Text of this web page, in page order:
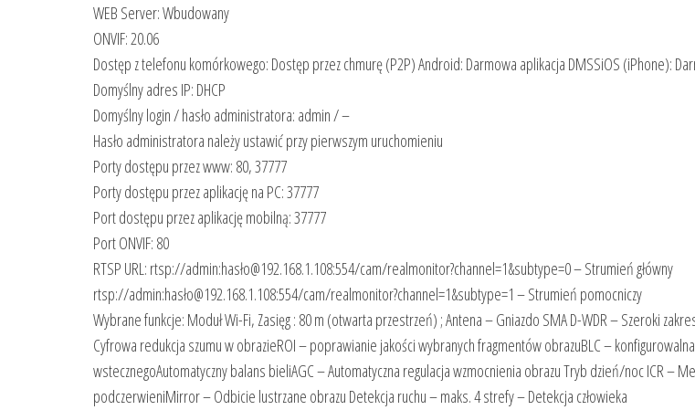
WEB Server: Wbudowany
ONVIF: 20.06
Dostęp z telefonu komórkowego: Dostęp przez chmurę (P2P) Android: Darmowa aplikacja DMSSiOS (iPhone):
Domyślny adres IP: DHCP
Domyślny login / hasło administratora: admin / –
Hasło administratora należy ustawić przy pierwszym uruchomieniu
Porty dostępu przez www: 80, 37777
Porty dostępu przez aplikację na PC: 37777
Port dostępu przez aplikację mobilną: 37777
Port ONVIF: 80
RTSP URL: rtsp://admin:hasło@192.168.1.108:554/cam/realmonitor?channel=1&subtype=0 – Strumień główny
rtsp://admin:hasło@192.168.1.108:554/cam/realmonitor?channel=1&subtype=1 – Strumień pomocniczy
Wybrane funkcje: Moduł Wi-Fi, Zasięg : 80 m (otwarta przestrzeń) ; Antena – Gniazdo SMA D-WDR – Szeroki
Cyfrowa redukcja szumu w obrazieROI – poprawianie jakości wybranych fragmentów obrazuBLC –
wstecznegoAutomatyczny balans bieliAGC – Automatyczna regulacja wzmocnienia obrazu Tryb dzień/noc ICR –
podczerwieniMirror – Odbicie lustrzane obrazu Detekcja ruchu – maks. 4 strefy – Detekcja człowieka